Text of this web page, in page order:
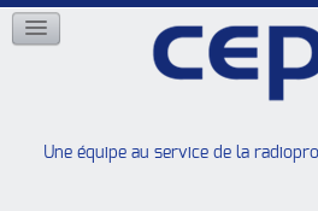
Une équipe au service de la
RÉSEAUX
Les ateliers de la radioprotection